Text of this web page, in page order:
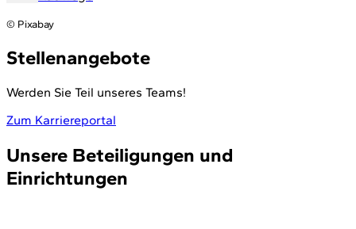
© Pixabay
Stellenangebote
Werden Sie Teil unseres Teams!
Zum Karriereportal
Unsere Beteiligungen und
Einrichtungen